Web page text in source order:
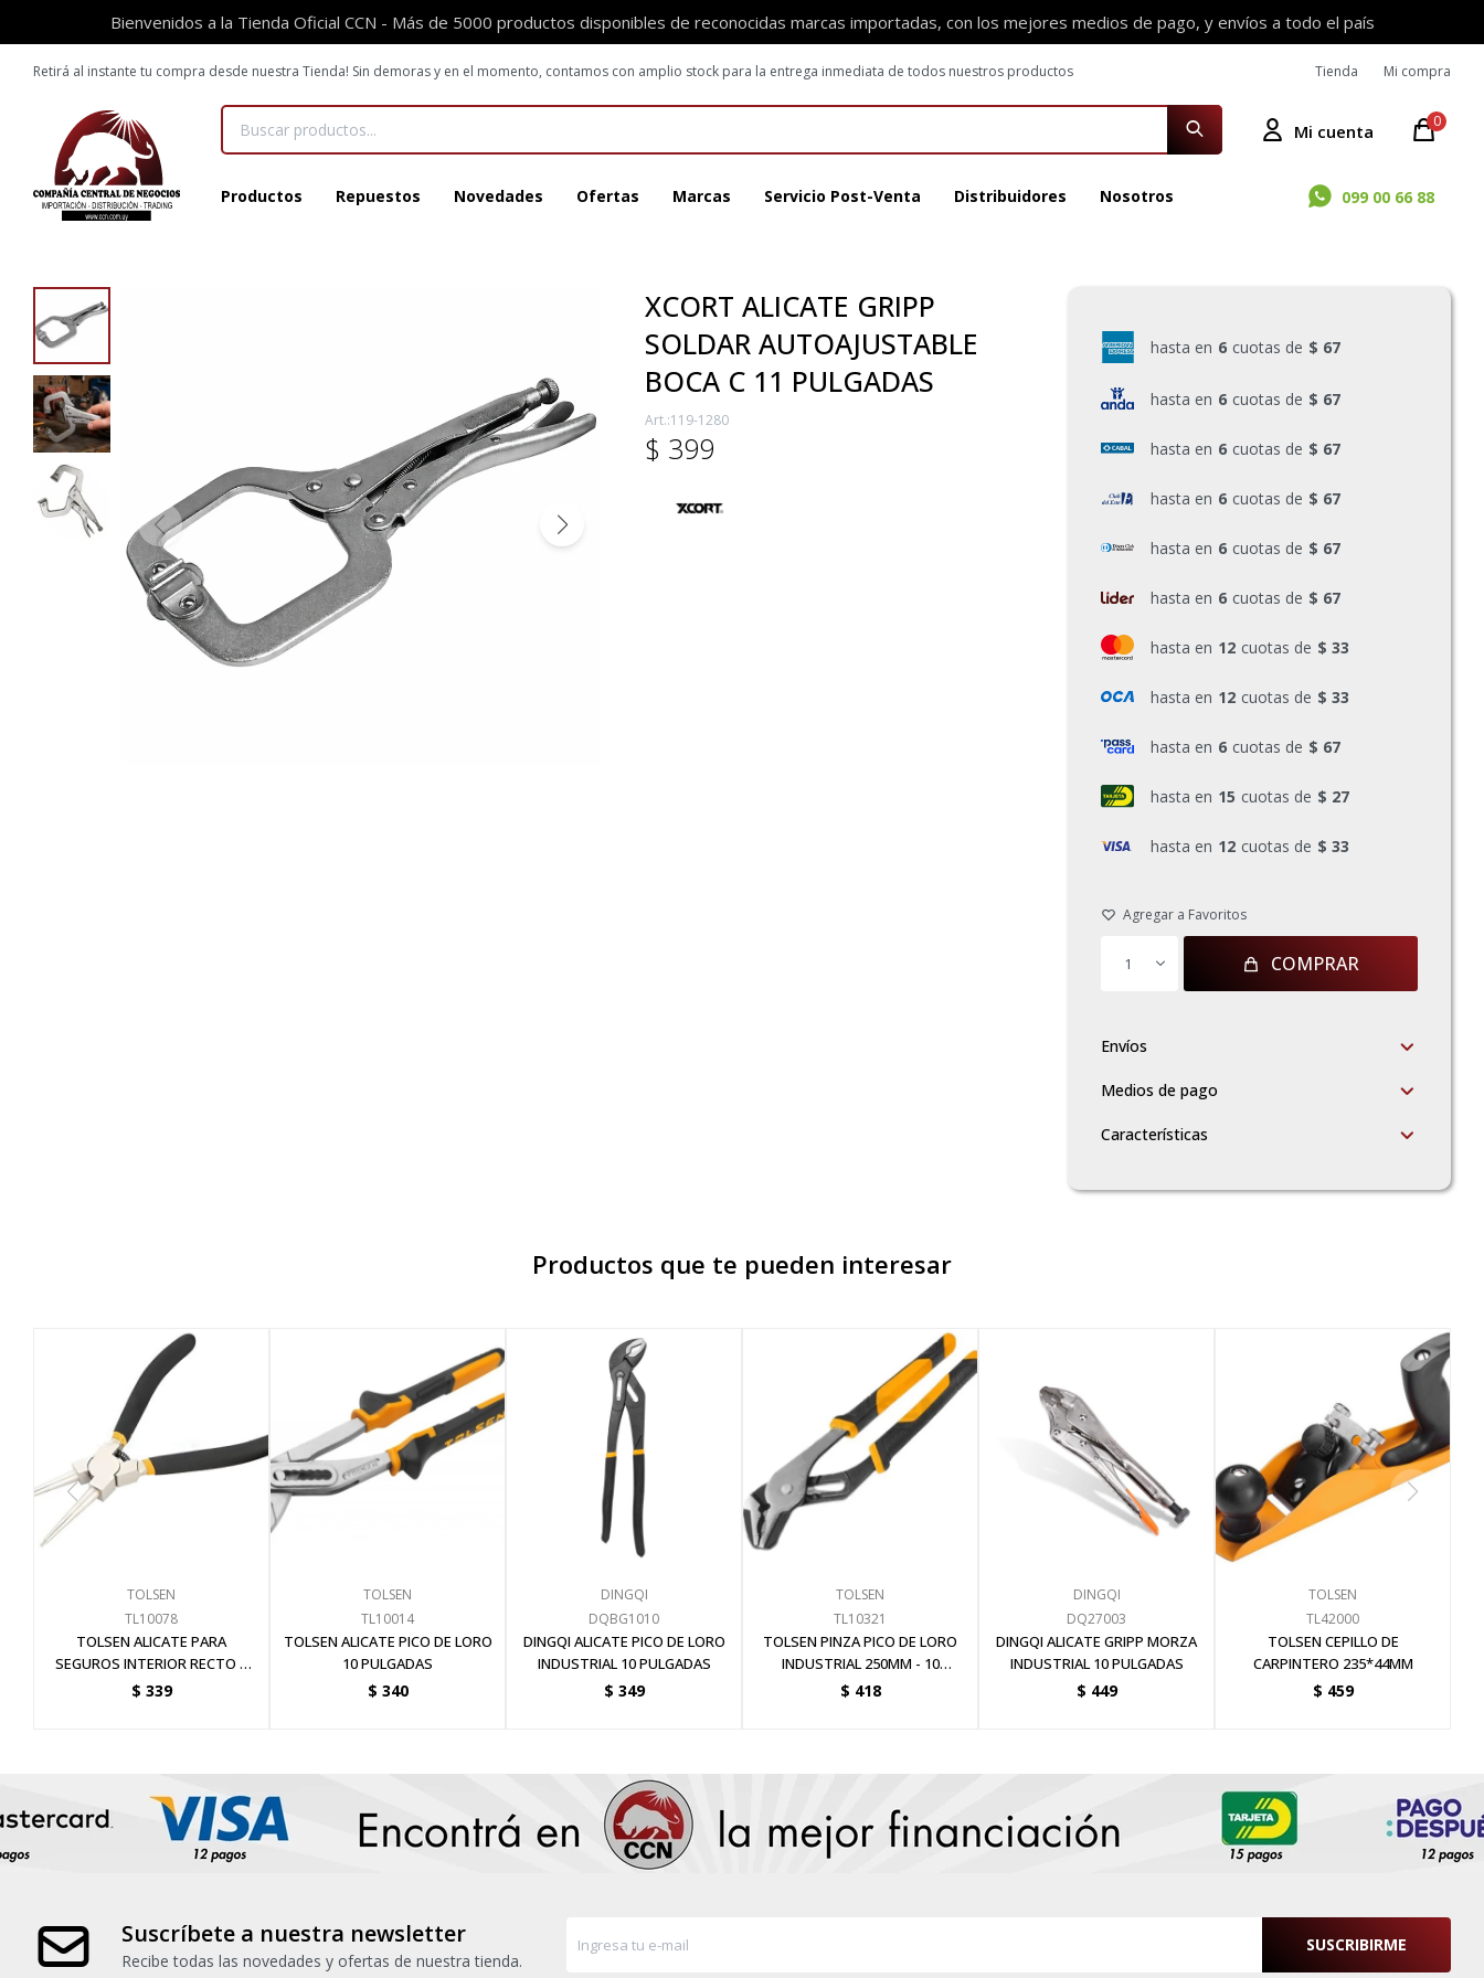
Bienvenidos a la Tienda Oficial CCN - Más de 5000 productos disponibles de reconocidas marcas importadas, con los mejores medios de pago, y envíos a todo el país
Productos Repuestos Novedades Ofertas Marcas Servicio Post-Venta Distribuidores Nosotros 099 00 66 88
0
Retirá al instante tu compra desde nuestra Tienda! Sin demoras y en el momento, contamos con amplio stock para la entrega inmediata de todos nuestros productos Tienda Mi compra
XCORT ALICATE GRIPP
SOLDAR AUTOAJUSTABLE
BOCA C 11 PULGADAS
119-1280
$ 399
hasta en 6 cuotas de $ 67
hasta en 6 cuotas de $ 67
hasta en 6 cuotas de $ 67
hasta en 6 cuotas de $ 67
hasta en 6 cuotas de $ 67
hasta en 6 cuotas de $ 67
hasta en 12 cuotas de $ 33
hasta en 12 cuotas de $ 33
hasta en 6 cuotas de $ 67
hasta en 15 cuotas de $ 27
hasta en 12 cuotas de $ 33
1 COMPRAR
Envíos
Medios de pago
Características
Productos que te pueden interesar
TOLSEN
TL10078
TOLSEN ALICATE PARA
SEGUROS INTERIOR RECTO 9
PULGADAS
$ 339
TOLSEN
TL10014
TOLSEN ALICATE PICO DE LORO
10 PULGADAS
$ 340
DINGQI
DQBG1010
DINGQI ALICATE PICO DE LORO
INDUSTRIAL 10 PULGADAS
$ 349
TOLSEN
TL10321
TOLSEN PINZA PICO DE LORO
INDUSTRIAL 250MM - 10
PULGADAS
$ 418
DINGQI
DQ27003
DINGQI ALICATE GRIPP MORZA
INDUSTRIAL 10 PULGADAS
$ 449
TOLSEN
TL42000
TOLSEN CEPILLO DE
CARPINTERO 235*44MM
$ 459
Suscríbete a nuestra newsletter
Recibe todas las novedades y ofertas de nuestra tienda.
SUSCRIBIRME